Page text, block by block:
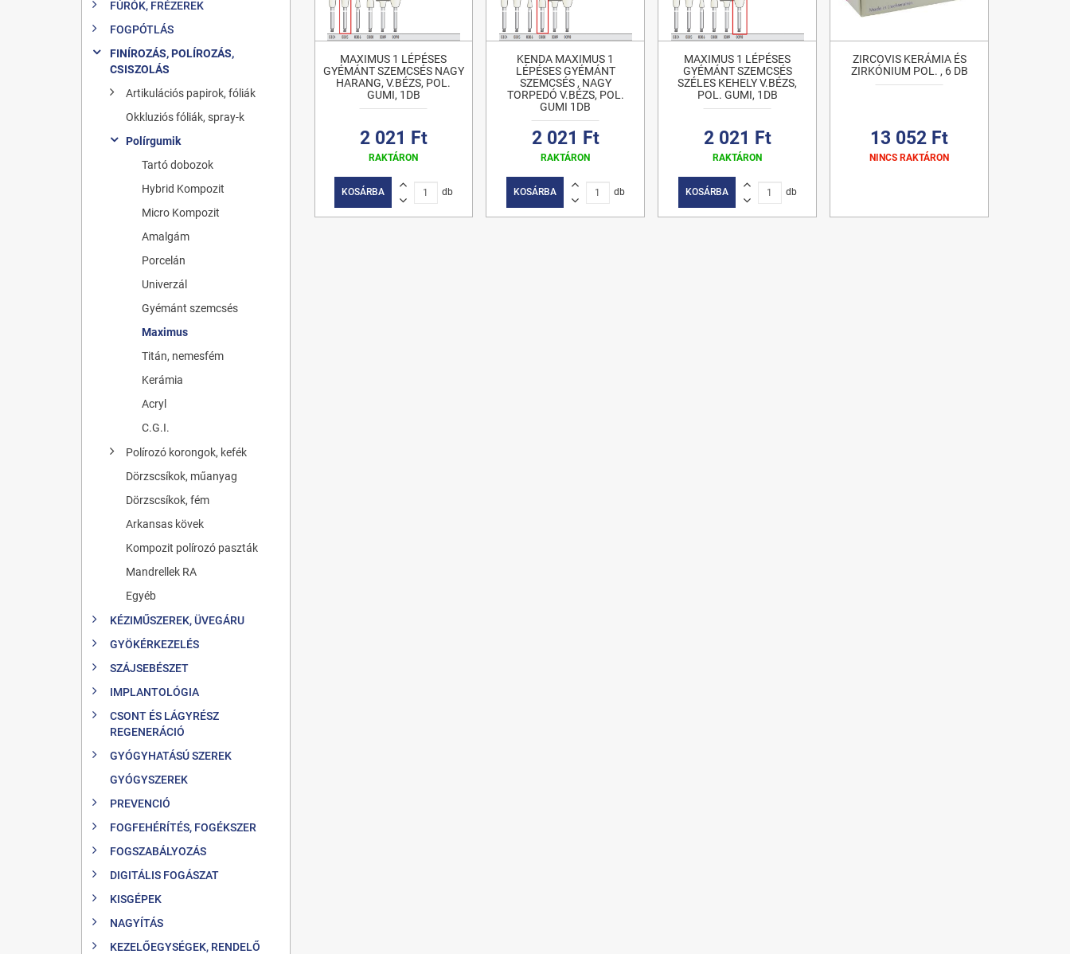
FÚRÓK, FRÉZEREK
FOGPÓTLÁS
FINÍROZÁS, POLÍROZÁS,
CSISZOLÁS
Artikulációs papirok, fóliák
Okkluziós fóliák, spray-k
Polírgumik
Tartó dobozok
Hybrid Kompozit
Micro Kompozit
Amalgám
Porcelán
Univerzál
Gyémánt szemcsés
Maximus
Titán, nemesfém
Kerámia
Acryl
C.G.I.
Polírozó korongok, kefék
Dörzscsíkok, műanyag
Dörzscsíkok, fém
Arkansas kövek
Kompozit polírozó paszták
Mandrellek RA
Egyéb
KÉZIMŰSZEREK, ÜVEGÁRU
GYÖKÉRKEZELÉS
SZÁJSEBÉSZET
IMPLANTOLÓGIA
CSONT ÉS LÁGYRÉSZ
REGENERÁCIÓ
GYÓGYHATÁSÚ SZEREK
GYÓGYSZEREK
PREVENCIÓ
FOGFEHÉRÍTÉS, FOGÉKSZER
FOGSZABÁLYOZÁS
DIGITÁLIS FOGÁSZAT
KISGÉPEK
NAGYÍTÁS
KEZELŐEGYSÉGEK, RENDELŐ
MAXIMUS 1 LÉPÉSES
GYÉMÁNT SZEMCSÉS NAGY
HARANG, V.BÉZS, POL.
GUMI, 1DB
2 021 Ft
RAKTÁRON
KOSÁRBA db
KENDA MAXIMUS 1
LÉPÉSES GYÉMÁNT
SZEMCSÉS , NAGY
TORPEDÓ V.BÉZS, POL.
GUMI 1DB
2 021 Ft
RAKTÁRON
KOSÁRBA db
MAXIMUS 1 LÉPÉSES
GYÉMÁNT SZEMCSÉS
SZÉLES KEHELY V.BÉZS,
POL. GUMI, 1DB
2 021 Ft
RAKTÁRON
KOSÁRBA db
ZIRCOVIS KERÁMIA ÉS
ZIRKÓNIUM POL. , 6 DB
13 052 Ft
NINCS RAKTÁRON